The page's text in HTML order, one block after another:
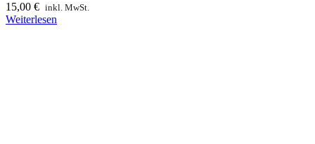
15,00 € inkl. MwSt.
Weiterlesen